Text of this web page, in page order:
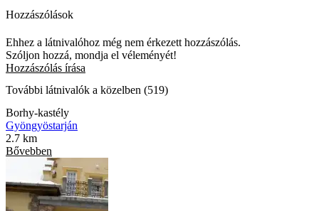
Hozzászólások
Ehhez a látnivalóhoz még nem érkezett hozzászólás.
Szóljon hozzá, mondja el véleményét!
Hozzászólás írása
További látnivalók a közelben (519)
Borhy-kastély
Gyöngyöstarján
2.7 km
Bővebben